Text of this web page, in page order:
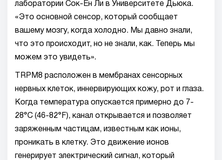
лаборатории Сок-Ён Ли в Университете Дьюка.
«Это основной сенсор, который сообщает
вашему мозгу, когда холодно. Мы давно знали,
что это происходит, но не знали, как. Теперь мы
можем это увидеть».
TRPM8 расположен в мембранах сенсорных
нервных клеток, иннервирующих кожу, рот и глаза.
Когда температура опускается примерно до 7-
28°C (46-82°F), канал открывается и позволяет
заряженным частицам, известным как ионы,
проникать в клетку. Это движение ионов
генерирует электрический сигнал, который